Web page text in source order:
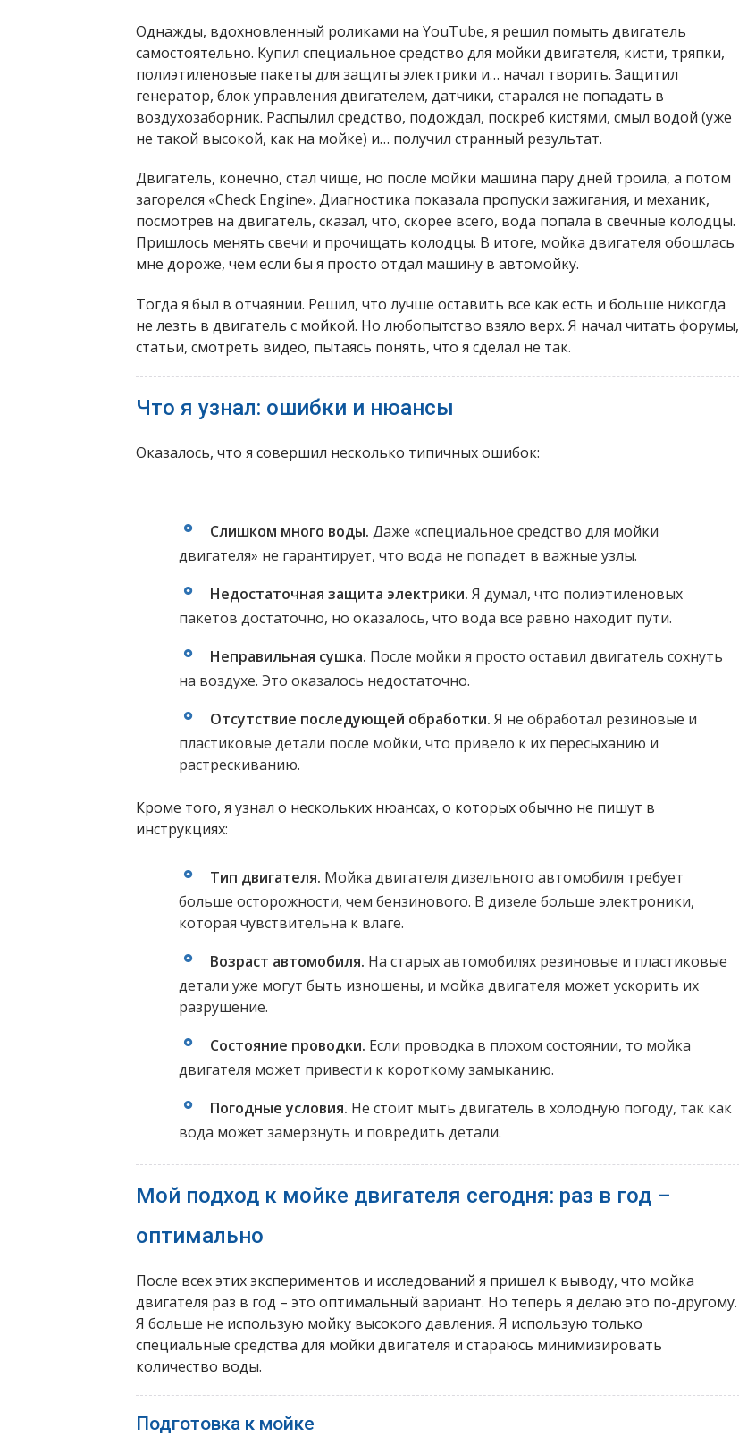
Однажды, вдохновленный роликами на YouTube, я решил помыть двигатель
самостоятельно. Купил специальное средство для мойки двигателя, кисти, тряпки,
полиэтиленовые пакеты для защиты электрики и… начал творить. Защитил
генератор, блок управления двигателем, датчики, старался не попадать в
воздухозаборник. Распылил средство, подождал, поскреб кистями, смыл водой (уже
не такой высокой, как на мойке) и… получил странный результат.
Двигатель, конечно, стал чище, но после мойки машина пару дней троила, а потом
загорелся «Check Engine». Диагностика показала пропуски зажигания, и механик,
посмотрев на двигатель, сказал, что, скорее всего, вода попала в свечные колодцы.
Пришлось менять свечи и прочищать колодцы. В итоге, мойка двигателя обошлась
мне дороже, чем если бы я просто отдал машину в автомойку.
Тогда я был в отчаянии. Решил, что лучше оставить все как есть и больше никогда
не лезть в двигатель с мойкой. Но любопытство взяло верх. Я начал читать форумы,
статьи, смотреть видео, пытаясь понять, что я сделал не так.
Что я узнал: ошибки и нюансы
Оказалось, что я совершил несколько типичных ошибок:
Слишком много воды. Даже «специальное средство для мойки
двигателя» не гарантирует, что вода не попадет в важные узлы.
Недостаточная защита электрики. Я думал, что полиэтиленовых
пакетов достаточно, но оказалось, что вода все равно находит пути.
Неправильная сушка. После мойки я просто оставил двигатель сохнуть
на воздухе. Это оказалось недостаточно.
Отсутствие последующей обработки. Я не обработал резиновые и
пластиковые детали после мойки, что привело к их пересыханию и
растрескиванию.
Кроме того, я узнал о нескольких нюансах, о которых обычно не пишут в
инструкциях:
Тип двигателя. Мойка двигателя дизельного автомобиля требует
больше осторожности, чем бензинового. В дизеле больше электроники,
которая чувствительна к влаге.
Возраст автомобиля. На старых автомобилях резиновые и пластиковые
детали уже могут быть изношены, и мойка двигателя может ускорить их
разрушение.
Состояние проводки. Если проводка в плохом состоянии, то мойка
двигателя может привести к короткому замыканию.
Погодные условия. Не стоит мыть двигатель в холодную погоду, так как
вода может замерзнуть и повредить детали.
Мой подход к мойке двигателя сегодня: раз в год –
оптимально
После всех этих экспериментов и исследований я пришел к выводу, что мойка
двигателя раз в год – это оптимальный вариант. Но теперь я делаю это по-другому.
Я больше не использую мойку высокого давления. Я использую только
специальные средства для мойки двигателя и стараюсь минимизировать
количество воды.
Подготовка к мойке